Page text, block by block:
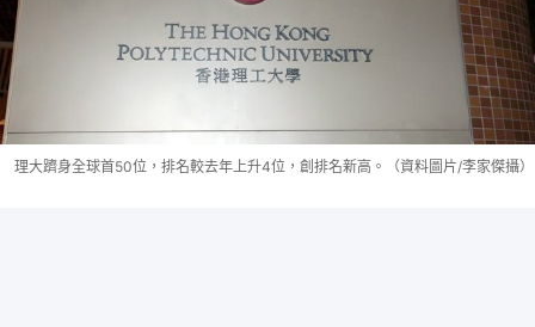
理大躋身全球首50位，排名較去年上升4位，創排名新高。（資料圖片/李家傑攝）